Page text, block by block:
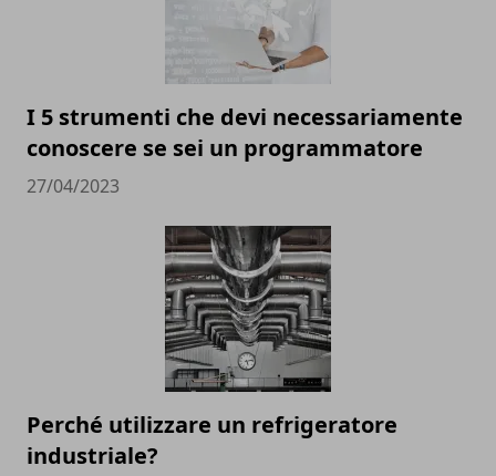
I 5 strumenti che devi necessariamente
conoscere se sei un programmatore
27/04/2023
Perché utilizzare un refrigeratore
industriale?